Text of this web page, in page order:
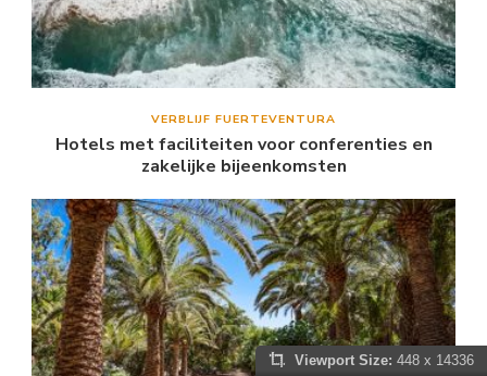
VERBLIJF FUERTEVENTURA
Hotels met faciliteiten voor conferenties en
zakelijke bijeenkomsten
Viewport Size: 448 x 14336